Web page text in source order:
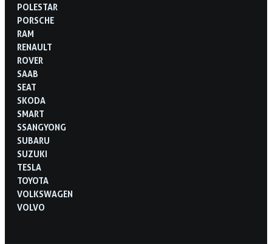
POLESTAR
PORSCHE
RAM
RENAULT
ROVER
SAAB
SEAT
SKODA
SMART
SSANGYONG
SUBARU
SUZUKI
TESLA
TOYOTA
VOLKSWAGEN
VOLVO